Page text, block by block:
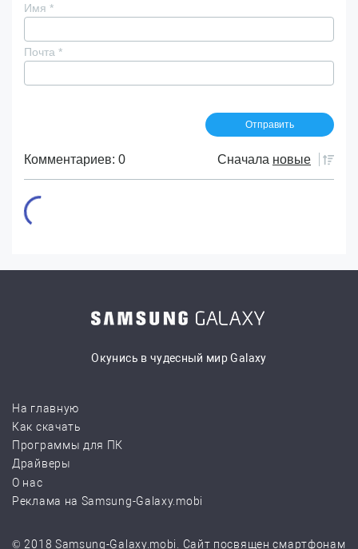
Имя *
Почта *
Комментариев: 0 Сначала новые
Окунись в чудесный мир Galaxy
На главную
Как скачать
Программы для ПК
Драйверы
О нас
Реклама на Samsung-Galaxy.mobi
© 2018 Samsung-Galaxy.mobi. Сайт посвящен смартфонам